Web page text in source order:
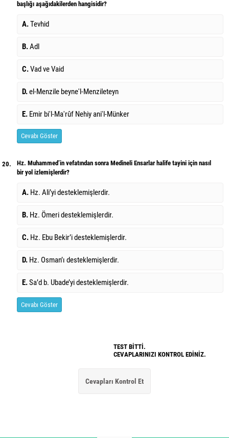
başlığı aşağıdakilerden hangisidir?
A.Tevhid
B.Adl
C.Vad ve Vaid
D.el-Menzile beyne'l-Menzileteyn
E. Emir bi'l-Ma'rûf Nehiy ani'l-Münker
Cevabı Göster
20.
Hz. Muhammed’in vefatından sonra Medineli Ensarlar halife tayini için nasıl
bir yol izlemişlerdir?
A. Hz. Ali’yi desteklemişlerdir.
B. Hz. Ömeri desteklemişlerdir.
C. Hz. Ebu Bekir’i desteklemişlerdir.
D. Hz. Osman’ı desteklemişlerdir.
E.Sa’d b. Ubade’yi desteklemişlerdir.
Cevabı Göster
TEST BİTTİ.
CEVAPLARINIZI KONTROL EDİNİZ.